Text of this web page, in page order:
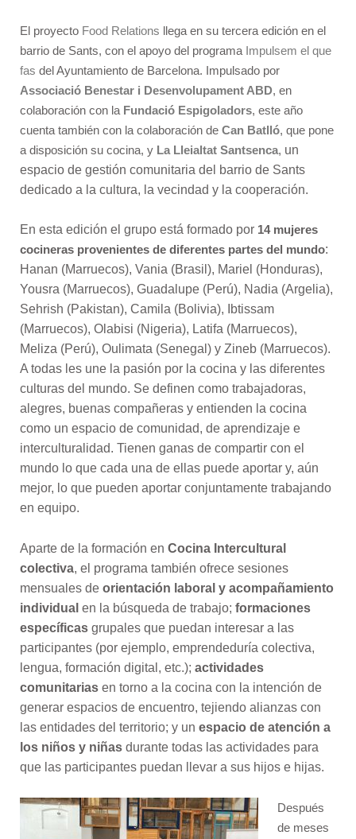
El proyecto Food Relations llega en su tercera edición en el
barrio de Sants, con el apoyo del programa Impulsem el que
fas del Ayuntamiento de Barcelona. Impulsado por
Associació Benestar i Desenvolupament ABD, en
colaboración con la Fundació Espigoladors, este año
cuenta también con la colaboración de Can Batlló, que pone
a disposición su cocina, y La Lleialtat Santsenca, un
espacio de gestión comunitaria del barrio de Sants
dedicado a la cultura, la vecindad y la cooperación.
En esta edición el grupo está formado por 14 mujeres
cocineras provenientes de diferentes partes del mundo:
Hanan (Marruecos), Vania (Brasil), Mariel (Honduras),
Yousra (Marruecos), Guadalupe (Perú), Nadia (Argelia),
Sehrish (Pakistan), Camila (Bolivia), Ibtissam
(Marruecos), Olabisi (Nigeria), Latifa (Marruecos),
Meliza (Perú), Oulimata (Senegal) y Zineb (Marruecos).
A todas les une la pasión por la cocina y las diferentes
culturas del mundo. Se definen como trabajadoras,
alegres, buenas compañeras y entienden la cocina
como un espacio de comunidad, de aprendizaje e
interculturalidad. Tienen ganas de compartir con el
mundo lo que cada una de ellas puede aportar y, aún
mejor, lo que pueden aportar conjuntamente trabajando
en equipo.
Aparte de la formación en Cocina Intercultural
colectiva, el programa también ofrece sesiones
mensuales de orientación laboral y acompañamiento
individual en la búsqueda de trabajo; formaciones
específicas grupales que puedan interesar a las
participantes (por ejemplo, emprendeduría colectiva,
lengua, formación digital, etc.); actividades
comunitarias en torno a la cocina con la intención de
generar espacios de encuentro, tejiendo alianzas con
las entidades del territorio; y un espacio de atención a
los niños y niñas durante todas las actividades para
que las participantes puedan llevar a sus hijos e hijas.
Después
de meses